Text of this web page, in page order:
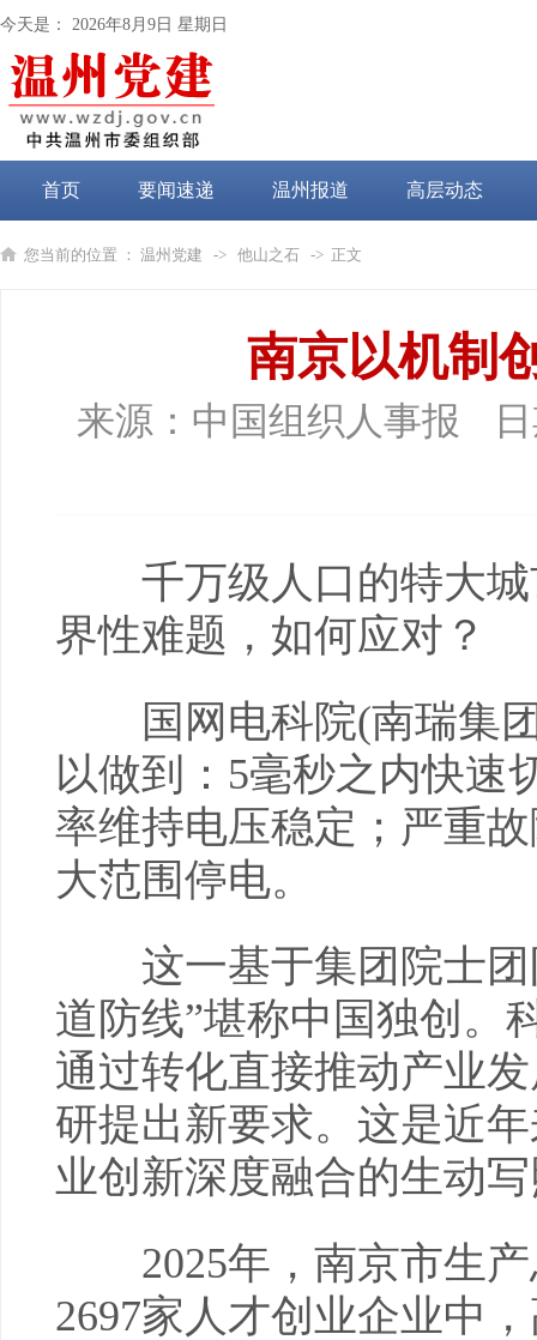
今天是： 2026年8月9日 星期日
首页 要闻速递 温州报道 高层动态
党纪学习教育
您当前的位置 ： 温州党建 -> 他山之石 -> 正文
南京以机制
来源： 中国组织人事报
千万级人口的特大城
界性难题，如何应对？
国网电科院(南瑞集团
以做到：5毫秒之内快速
率维持电压稳定；严重
大范围停电。
这一基于集团院士团
道防线”堪称中国独创。
通过转化直接推动产业
研提出新要求。这是近
业创新深度融合的生动
2025年，南京市生产
2697家人才创业企业中